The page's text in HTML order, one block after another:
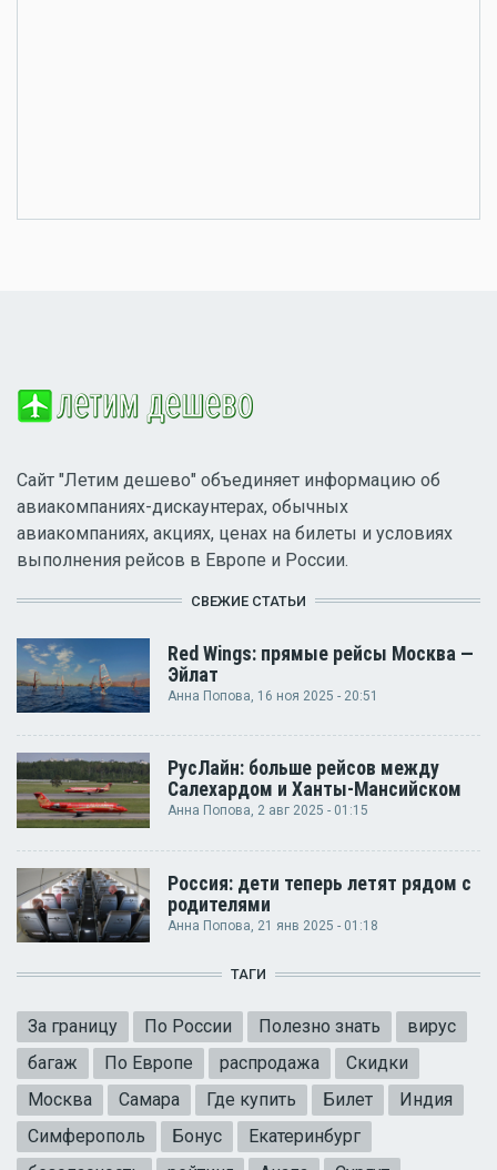
Сайт "Летим дешево" объединяет информацию об
авиакомпаниях-дискаунтерах, обычных
авиакомпаниях, акциях, ценах на билеты и условиях
выполнения рейсов в Европе и России.
СВЕЖИЕ СТАТЬИ
Red Wings: прямые рейсы Москва —
Эйлат
Анна Попова, 16 ноя 2025 - 20:51
РусЛайн: больше рейсов между
Салехардом и Ханты-Мансийском
Анна Попова, 2 авг 2025 - 01:15
Россия: дети теперь летят рядом с
родителями
Анна Попова, 21 янв 2025 - 01:18
ТАГИ
За границу По России Полезно знать
вирус
багаж
По Европе распродажа
Скидки
Москва
Самара Где купить Билет
Индия
Симферополь
Бонус
Екатеринбург